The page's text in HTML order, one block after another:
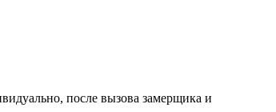
после вызова замерщика и